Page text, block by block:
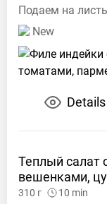
Подаем на
New
Details
Теплый салат
вешенками,
310 г 10 min